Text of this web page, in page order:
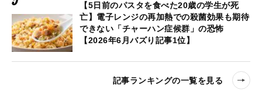
【5日前のパスタを食べた20歳の学生が死
亡】電子レンジの再加熱での殺菌効果も期待
できない「チャーハン症候群」の恐怖
【2026年6月バズり記事1位】
記事ランキングの一覧を見る